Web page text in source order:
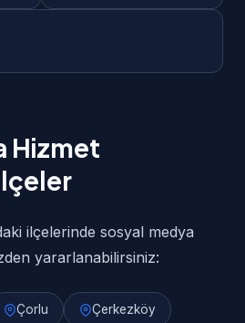
Hizmet
ilçelerinde sosyal medya
yararlanabilirsiniz:
Çorlu Çerkezköy